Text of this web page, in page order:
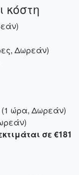
κόστη
Δωρεάν)
(1 ώρα, Δωρεάν)
σε €181